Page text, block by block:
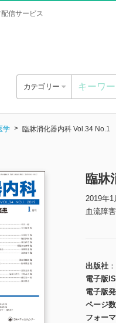
信サービス
カテゴリー
学 臨牀消化器内科 Vol.34 No.1
臨牀
2019年1
血流障
出版社
電子版
電子版
ページ数
フォー